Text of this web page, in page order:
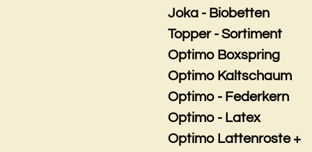
Joka - Biobetten
Topper - Sortiment
Optimo Boxspring
Optimo Kaltschaum
Optimo - Federkern
Optimo - Latex
Optimo Lattenroste +